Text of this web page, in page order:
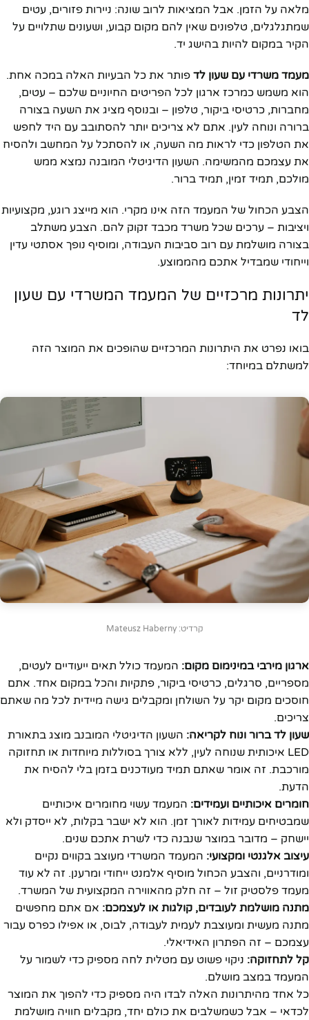
מלאה על הזמן. אבל המציאות לרוב שונה: ניירות פזורים, עטים
שמתגלגלים, טלפונים שאין להם מקום קבוע, ושעונים שתלויים על
הקיר במקום להיות בהישג יד.
מעמד משרדי עם שעון לד פותר את כל הבעיות האלה במכה אחת.
הוא משמש כמרכז ארגון לכל הפריטים החיוניים שלכם – עטים,
מחברות, כרטיסי ביקור, טלפון – ובנוסף מציג את השעה בצורה
ברורה ונוחה לעין. אתם לא צריכים יותר להסתובב עם היד לחפש
את הטלפון כדי לראות מה השעה, או להסתכל על המחשב ולהסיח
את עצמכם מהמשימה. השעון הדיגיטלי המובנה נמצא ממש
מולכם, תמיד זמין, תמיד ברור.
הצבע הכחול של המעמד הזה אינו מקרי. הוא מייצג רוגע, מקצועיות
ויציבות – ערכים שכל משרד מכבד זקוק להם. הצבע משתלב
בצורה מושלמת עם רוב סביבות העבודה, ומוסיף נופך אסתטי עדין
וייחודי שמבדיל אתכם מהממוצע.
יתרונות מרכזיים של המעמד המשרדי עם שעון
לד
בואו נפרט את היתרונות המרכזיים שהופכים את המוצר הזה
למשתלם במיוחד:
קרדיט: Mateusz Haberny
ארגון מירבי במינימום מקום: המעמד כולל תאים ייעודיים לעטים,
מספריים, סרגלים, כרטיסי ביקור, פתקיות והכל במקום אחד. אתם
חוסכים מקום יקר על השולחן ומקבלים גישה מיידית לכל מה שאתם
צריכים.
שעון לד ברור ונוח לקריאה: השעון הדיגיטלי המובנב מוצג בתאורת
LED איכותית שנוחה לעין, ללא צורך בסוללות מיוחדות או תחזוקה
מורכבת. זה אומר שאתם תמיד מעודכנים בזמן בלי להסיח את
הדעת.
חומרים איכותיים ועמידים: המעמד עשוי מחומרים איכותיים
שמבטיחים עמידות לאורך זמן. הוא לא ישבר בקלות, לא ייסדק ולא
יישחק – מדובר במוצר שנבנה כדי לשרת אתכם שנים.
עיצוב אלגנטי ומקצועי: המעמד המשרדי מעוצב בקווים נקיים
ומודרניים, והצבע הכחול מוסיף אלמנט ייחודי ומרענן. זה לא עוד
מעמד פלסטיק זול – זה חלק מהאווירה המקצועית של המשרד.
מתנה מושלמת לעובדים, קולגות או לעצמכם: אם אתם מחפשים
מתנה מעשית ומעוצבת לעמית לעבודה, לבוס, או אפילו כפרס עבור
עצמכם – זה הפתרון האידיאלי.
קל לתחזוקה: ניקוי פשוט עם מטלית לחה מספיק כדי לשמור על
המעמד במצב מושלם.
כל אחד מהיתרונות האלה לבדו היה מספיק כדי להפוך את המוצר
לכדאי – אבל כשמשלבים את כולם יחד, מקבלים חוויה מושלמת